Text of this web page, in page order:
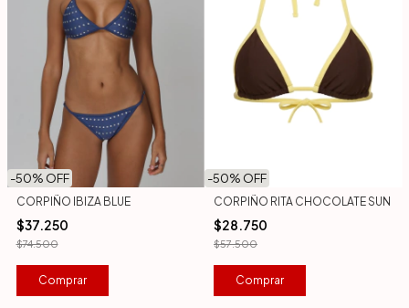
-50% OFF
CORPIÑO IBIZA BLUE
$37.250
$74.500
Comprar
-50% OFF
CORPIÑO RITA CHOCOLATE SUN
$28.750
$57.500
Comprar